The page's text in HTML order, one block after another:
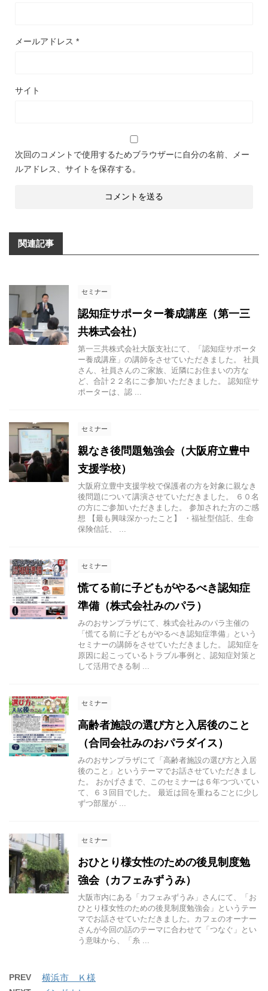
メールアドレス *
サイト
次回のコメントで使用するためブラウザーに自分の名前、メー
ルアドレス、サイトを保存する。
関連記事
セミナー
認知症サポーター養成講座（第一三
共株式会社）
第一三共株式会社大阪支社にて、「認知症サポータ
ー養成講座」の講師をさせていただきました。 社員
さん、社員さんのご家族、近隣にお住まいの方な
ど、合計２２名にご参加いただきました。 認知症サ
ポーターは、認 ...
セミナー
親なき後問題勉強会（大阪府立豊中
支援学校）
大阪府立豊中支援学校で保護者の方を対象に親なき
後問題について講演させていただきました。 ６０名
の方にご参加いただきました。 参加された方のご感
想 【最も興味深かったこと】 ・福祉型信託、生命
保険信託、 ...
セミナー
慌てる前に子どもがやるべき認知症
準備（株式会社みのパラ）
みのおサンプラザにて、株式会社みのパラ主催の
「慌てる前に子どもがやるべき認知症準備」という
セミナーの講師をさせていただきました。 認知症を
原因に起こっているトラブル事例と、認知症対策と
して活用できる制 ...
セミナー
高齢者施設の選び方と入居後のこと
（合同会社みのおパラダイス）
みのおサンプラザにて「高齢者施設の選び方と入居
後のこと」というテーマでお話させていただきまし
た。 おかげさまで、このセミナーは６年つづいてい
て、６３回目でした。 最近は回を重ねるごとに少し
ずつ部屋が ...
セミナー
おひとり様女性のための後見制度勉
強会（カフェみずうみ）
大阪市内にある「カフェみずうみ」さんにて、「お
ひとり様女性のための後見制度勉強会」というテー
マでお話させていただきました。カフェのオーナー
さんが今回の話のテーマに合わせて「つなぐ」とい
う意味から、「糸 ...
PREV 横浜市 Ｋ様